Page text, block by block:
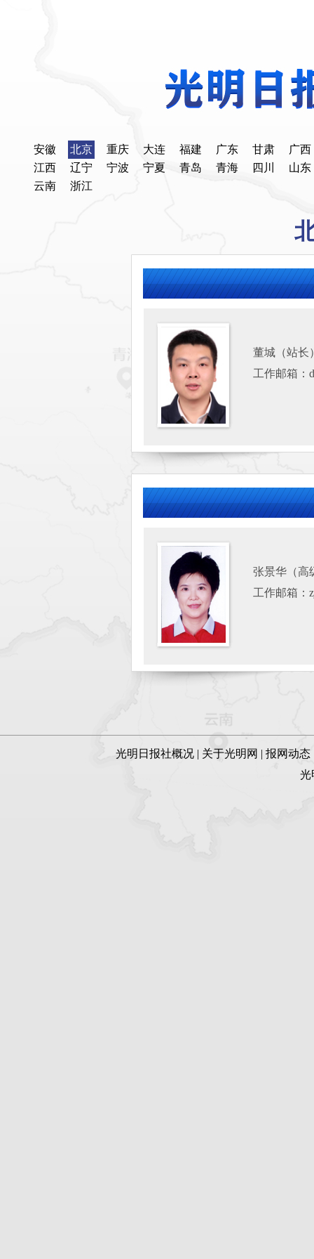
安徽 北京 重庆 大连 福建 广东 甘肃
广西
江西
辽宁 宁波 宁夏 青岛 青海 四川
山东
云南
浙江
董城（站长
工作邮箱：
张景华（高
工作邮箱：
光明日报社概况 | 关于光明网 |报网动态
光